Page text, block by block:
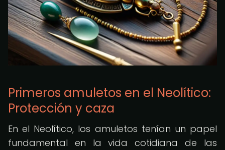
Primeros amuletos en el Neolítico:
Protección y caza
En el Neolítico, los amuletos tenían un papel
fundamental en la vida cotidiana de las